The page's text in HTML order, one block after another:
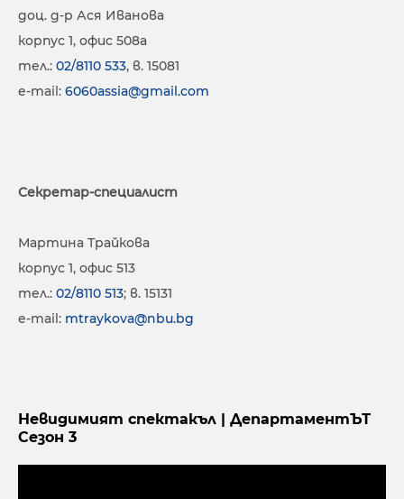
доц. д-р Ася Иванова
корпус 1, офис 508а
тел.: 02/8110 533, в. 15081
е-mail: 6060assia@gmail.com
Секретар-специалист
Мартина Трайкова
корпус 1, офис 513
тел.: 02/8110 513; в. 15131
e-mail: mtraykova@nbu.bg
Невидимият спектакъл | ДепартаментЪТ
Сезон 3